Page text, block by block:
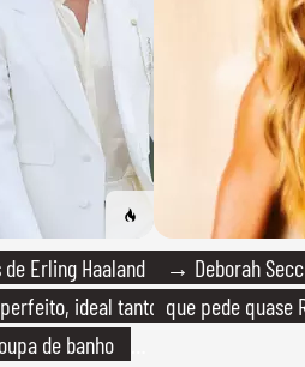
Erling Haaland
ideal tanto
de banho
→ Deborah
que pede quase